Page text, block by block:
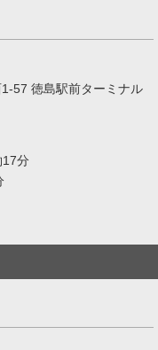
57 徳島駅前ターミナル
17分